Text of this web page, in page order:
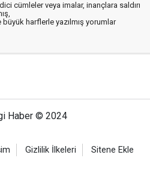
cümleler veya imalar, inançlara saldırı
harflerle yazılmış yorumlar
Haber © 2024
Gizlilik İlkeleri Sitene Ekle